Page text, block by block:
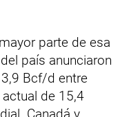
parte de esa
país anunciaron
Bcf/d entre
de 15,4